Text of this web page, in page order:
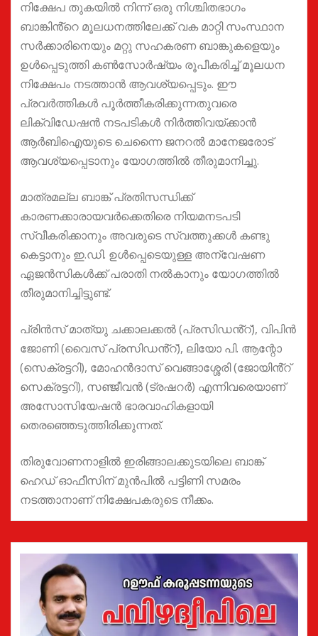
നിക്ഷേപ തുകയിൽ നിന്ന് ഒരു നിശ്ചിതഭാഗം
ബാങ്കിൻ്റെ മൂലധനത്തിലേക്ക് വക മാറ്റി സംസ്ഥാന
സർക്കാരിനെയും മറ്റു സഹകരണ ബാങ്കുകളെയും
ഉൾപ്പെടുത്തി കൺസോർഷ്യം രൂപീകരിച്ച് മൂലധന
നിക്ഷേപം നടത്താൻ ആവശ്യപ്പെടും. ഈ
പ്രവർത്തികൾ പൂർത്തീകരിക്കുന്നതുവരെ
ലിക്വിഡേഷൻ നടപടികൾ നിർത്തിവയ്ക്കാൻ
ആർബിഐയുടെ ചെന്നൈ ജനറൽ മാനേജരോട്
ആവശ്യപ്പെടാനും യോഗത്തിൽ തീരുമാനിച്ചു.
മാത്രമല്ല ബാങ്ക് പ്രതിസന്ധിക്ക്
കാരണക്കാരായവർക്കെതിരെ നിയമനടപടി
സ്വീകരിക്കാനും അവരുടെ സ്വത്തുക്കൾ കണ്ടു
കെട്ടാനും ഇ.ഡി. ഉൾപ്പെടെയുള്ള അന്വേഷണ
ഏജൻസികൾക്ക് പരാതി നൽകാനും യോഗത്തിൽ
തീരുമാനിച്ചിട്ടുണ്ട്.
പ്രിൻസ് മാത്യു ചക്കാലക്കൽ (പ്രസിഡൻ്റ്), വിപിൻ
ജോണി (വൈസ് പ്രസിഡൻ്റ്), ലിയോ പി. ആന്റോ
(സെക്രട്ടറി), മോഹൻദാസ് വെങ്ങാശ്ശേരി (ജോയിൻ്റ്
സെക്രട്ടറി), സഞ്ജീവൻ (ട്രഷറർ) എന്നിവരെയാണ്
അസോസിയേഷൻ ഭാരവാഹികളായി
തെരഞ്ഞെടുത്തിരിക്കുന്നത്.
തിരുവോണനാളിൽ ഇരിങ്ങാലക്കുടയിലെ ബാങ്ക്
ഹെഡ് ഓഫീസിന് മുൻപിൽ പട്ടിണി സമരം
നടത്താനാണ് നിക്ഷേപകരുടെ നീക്കം.